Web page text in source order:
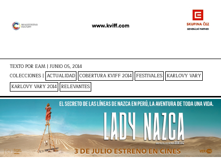
TEXTO POR EAM | JUNIO 05, 2014
COLECCIONES | ACTUALIDAD COBERTURA KVIFF 2014 FESTIVALES KARLOVY VARY
KARLOVY VARY 2014 RELEVANTES